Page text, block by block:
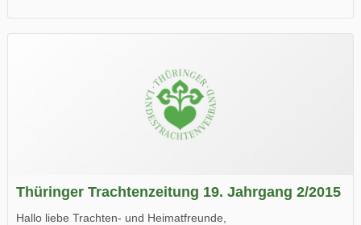
Wir wünschen Euch viel Spaß beim Lesen.
Thüringer Trachtenzeitung 19. Jahrgang 2/2015
Hallo liebe Trachten- und Heimatfreunde,